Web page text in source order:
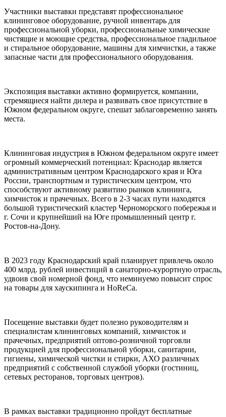
Участники выставки представят профессиональное
клининговое оборудование, ручной инвентарь для
профессиональной уборки, профессиональные химические
чистящие и моющие средства, профессиональное гладильное
и стиральное оборудование, машины для химчистки, а также
запасные части для профессионального оборудования.
Экспозиция выставки активно формируется, компании,
стремящиеся найти дилера и развивать свое присутствие в
Южном федеральном округе, спешат заблаговременно занять
места.
Клининговая индустрия в Южном федеральном округе имеет
огромный коммерческий потенциал: Краснодар является
административным центром Краснодарского края и Юга
России, транспортным и туристическим центром, что
способствуют активному развитию рынков клининга,
химчисток и прачечных. Всего в 2-3 часах пути находятся
большой туристический кластер Черноморского побережья и
г. Сочи и крупнейший на Юге промышленный центр г.
Ростов-на-Дону.
В 2023 году Краснодарский край планирует привлечь около
400 млрд. рублей инвестиций в санаторно-курортную отрасль,
удвоив свой номерной фонд, что неминуемо повысит спрос
на товары для хаускипинга и HoReCa.
Посещение выставки будет полезно руководителям и
специалистам клининговых компаний, химчисток и
прачечных, предприятий оптово-розничной торговли
продукцией для профессиональной уборки, санитарии,
гигиены, химической чистки и стирки, АХО различных
предприятий с собственной службой уборки (гостиниц,
сетевых ресторанов, торговых центров).
В рамках выставки традиционно пройдут бесплатные